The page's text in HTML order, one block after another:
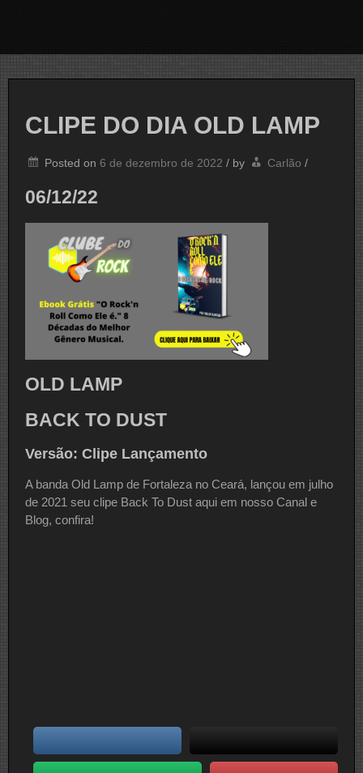
CLIPE DO DIA OLD LAMP
Posted on 6 de dezembro de 2022 / by Carlão /
06/12/22
OLD LAMP
BACK TO DUST
Versão: Clipe Lançamento
A banda Old Lamp de Fortaleza no Ceará, lançou em julho
de 2021 seu clipe Back To Dust aqui em nosso Canal e
Blog, confira!